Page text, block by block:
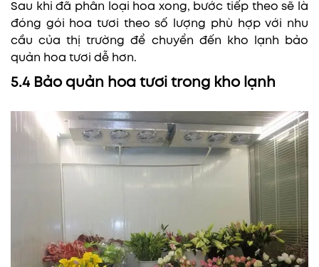
Sau khi đã phân loại hoa xong, bước tiếp theo sẽ là
đóng gói hoa tươi theo số lượng phù hợp với nhu
cầu của thị trường để chuyển đến kho lạnh bảo
quản hoa tươi dễ hơn.
5.4 Bảo quản hoa tươi trong kho lạnh